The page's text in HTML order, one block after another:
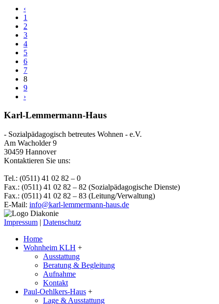
‹
1
2
3
4
5
6
7
8
9
›
Karl-Lemmermann-Haus
- Sozialpädagogisch betreutes Wohnen - e.V.
Am Wacholder 9
30459 Hannover
Kontaktieren Sie uns:
Tel.: (0511) 41 02 82 – 0
Fax.: (0511) 41 02 82 – 82 (Sozialpädagogische Dienste)
Fax.: (0511) 41 02 82 – 83 (Leitung/Verwaltung)
E-Mail: info@karl-lemmermann-haus.de
Impressum | Datenschutz
Home
Wohnheim KLH +
Ausstattung
Beratung & Begleitung
Aufnahme
Kontakt
Paul-Oehlkers-Haus +
Lage & Ausstattung